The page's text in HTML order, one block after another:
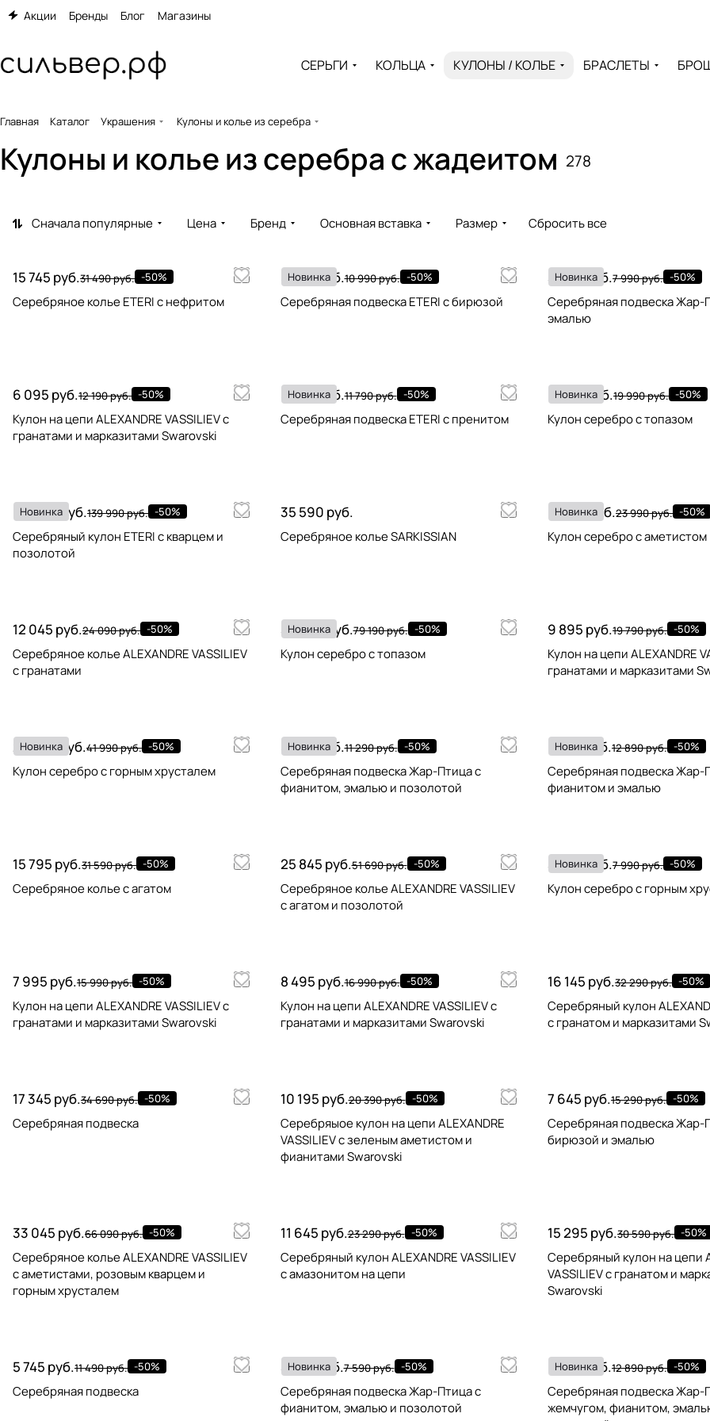
Акции Бренды Блог Магазины
СЕРЬГИ КОЛЬЦА КУЛОНЫ / КОЛЬЕ БРАСЛЕТЫ
Главная Каталог Украшения Кулоны и колье из серебра
Кулоны и колье из серебра с жадеитом 278
Сначала популярные Цена Бренд Основная вставка Размер Сбросить все
15 745 руб.31 490 руб. -50%
Серебряное колье ETERI с нефритом
Новинка
5 495 руб.10 990 руб. -50%
Серебряная подвеска ETERI с бирюзой
Новинка
3 995 руб.7 990 руб. -50%
Серебряная подвеска Жар-
эмалью
6 095 руб.12 190 руб. -50%
Кулон на цепи ALEXANDRE VASSILIEV с
гранатами и марказитами Swarovski
Новинка
5 895 руб.11 790 руб. -50%
Серебряная подвеска ETERI с пренитом
Новинка
9 995 руб.19 990 руб. -50%
Кулон серебро с топазом
Новинка
69 995 руб.139 990 руб. -50%
Серебряный кулон ETERI с кварцем и
позолотой
35 590 руб.
Серебряное колье SARKISSIAN
Новинка
11 995 руб.23 990 руб. -50%
Кулон серебро с аметистом
12 045 руб.24 090 руб. -50%
Серебряное колье ALEXANDRE VASSILIEV
с гранатами
Новинка
39 595 руб.79 190 руб. -50%
Кулон серебро с топазом
9 895 руб.19 790 руб. -50%
Кулон на цепи ALEXANDRE
гранатами и марказитами
Новинка
20 995 руб.41 990 руб. -50%
Кулон серебро с горным хрусталем
Новинка
5 645 руб.11 290 руб. -50%
Серебряная подвеска Жар-Птица с
фианитом, эмалью и позолотой
Новинка
6 445 руб.12 890 руб. -50%
Серебряная подвеска Жар-
фианитом и эмалью
15 795 руб.31 590 руб. -50%
Серебряное колье с агатом
25 845 руб.51 690 руб. -50%
Серебряное колье ALEXANDRE VASSILIEV
с агатом и позолотой
Новинка
3 995 руб.7 990 руб. -50%
Кулон серебро с горным
7 995 руб.15 990 руб. -50%
Кулон на цепи ALEXANDRE VASSILIEV с
гранатами и марказитами Swarovski
8 495 руб.16 990 руб. -50%
Кулон на цепи ALEXANDRE VASSILIEV с
гранатами и марказитами Swarovski
16 145 руб.32 290 руб. -50%
Серебряный кулон
с гранатом и марказитами
17 345 руб.34 690 руб. -50%
Серебряная подвеска
10 195 руб.20 390 руб. -50%
Серебряыое кулон на цепи ALEXANDRE
VASSILIEV с зеленым аметистом и
фианитами Swarovski
7 645 руб.15 290 руб. -50%
Серебряная подвеска Жар-
бирюзой и эмалью
33 045 руб.66 090 руб. -50%
Серебряное колье ALEXANDRE VASSILIEV
с аметистами, розовым кварцем и
горным хрусталем
11 645 руб.23 290 руб. -50%
Серебряный кулон ALEXANDRE VASSILIEV
с амазонитом на цепи
15 295 руб.30 590 руб. -50%
Серебряный кулон на цепи
VASSILIEV с гранатом и
Swarovski
5 745 руб.11 490 руб. -50%
Серебряная подвеска
Новинка
3 795 руб.7 590 руб. -50%
Серебряная подвеска Жар-Птица с
фианитом, эмалью и позолотой
Новинка
6 445 руб.12 890 руб. -50%
Серебряная подвеска Жар-
жемчугом, фианитом,